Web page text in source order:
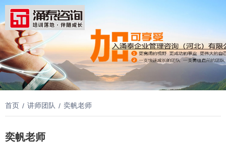
首页 / 讲师团队 / 奕帆老师
奕帆老师